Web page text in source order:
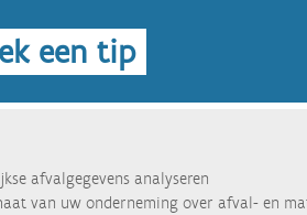
een tip
afvalgegevens analyseren
van uw onderneming over afval- en